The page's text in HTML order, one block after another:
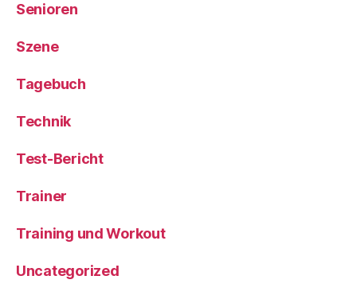
Senioren
Szene
Tagebuch
Technik
Test-Bericht
Trainer
Training und Workout
Uncategorized